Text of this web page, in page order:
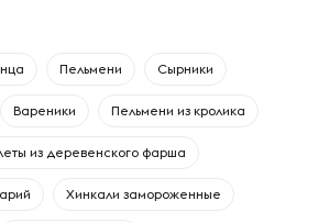
Пельмени Сырники
Вареники Пельмени из кролика
из деревенского фарша
Хинкали замороженные